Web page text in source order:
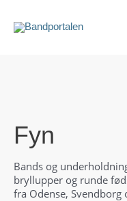
indholdet
Fyn
Bands og
bryllupper og runde
fra Odense, Svendborg